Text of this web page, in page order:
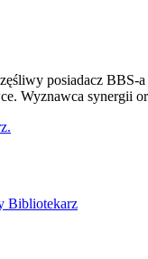
posiadacz BBS-
Wyznawca synergii
Bibliotekarz